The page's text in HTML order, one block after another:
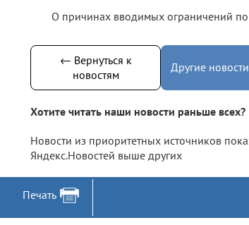
О причинах вводимых ограничений
← Вернуться к
новостям
Другие
Хотите читать наши новости раньше всех?
Новости из приоритетных источников
Яндекс.Новостей выше других
Печать